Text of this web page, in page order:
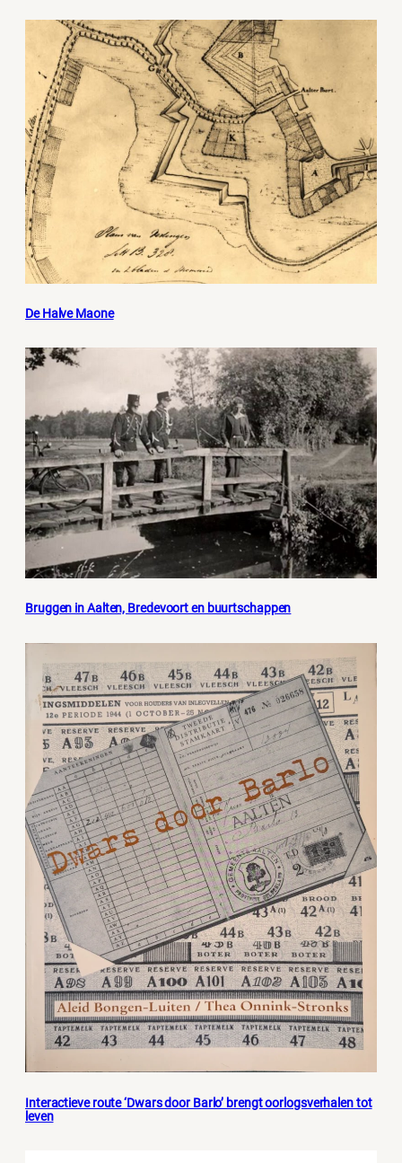
De Halve Maone
Bruggen in Aalten, Bredevoort en buurtschappen
Interactieve route ‘Dwars door Barlo’ brengt oorlogsverhalen tot
leven